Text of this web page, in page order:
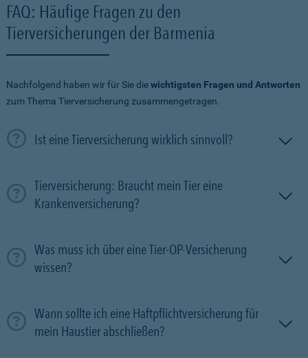
FAQ: Häufige Fragen zu den
Tierversicherungen der Barmenia
Nachfolgend haben wir für Sie diewichtigsten Fragen und Antworten
zum Thema Tierversicherung zusammengetragen.
Ist eine Tierversicherung wirklich sinnvoll?
Tierversicherung: Braucht mein Tier eine
Krankenversicherung?
Was muss ich über eine Tier-OP-Versicherung
wissen?
Wann sollte ich eine Haftpflichtversicherung für
mein Haustier abschließen?